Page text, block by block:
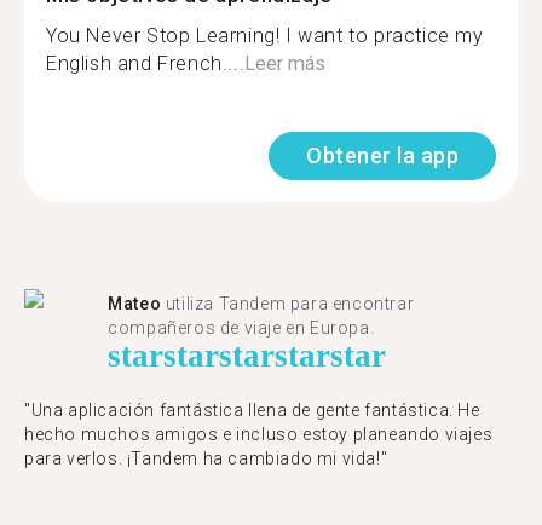
You Never Stop Learning! I want to practice my
English and French....Leer más
Obtener la app
Mateo utiliza Tandem para encontrar
compañeros de viaje en Europa.
starstarstarstarstar
"Una aplicación fantástica llena de gente fantástica. He
hecho muchos amigos e incluso estoy planeando viajes
para verlos. ¡Tandem ha cambiado mi vida!"